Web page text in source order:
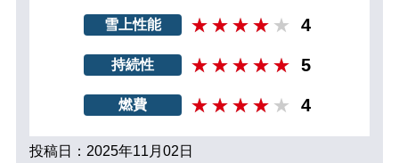
雪上性能 4
持続性 5
燃費 4
投稿日：2025年11月02日